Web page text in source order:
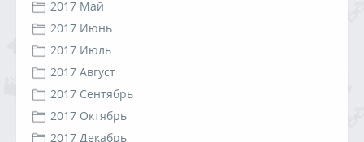
2017 Май
2017 Июнь
2017 Июль
2017 Август
2017 Сентябрь
2017 Октябрь
2017 Декабрь